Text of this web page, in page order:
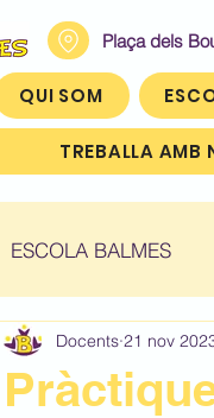
Plaça dels
QUI SOM
TREBALLA AMB
ESCOLA BALMES
Infantil 4 Històric:
Docents 21 nov